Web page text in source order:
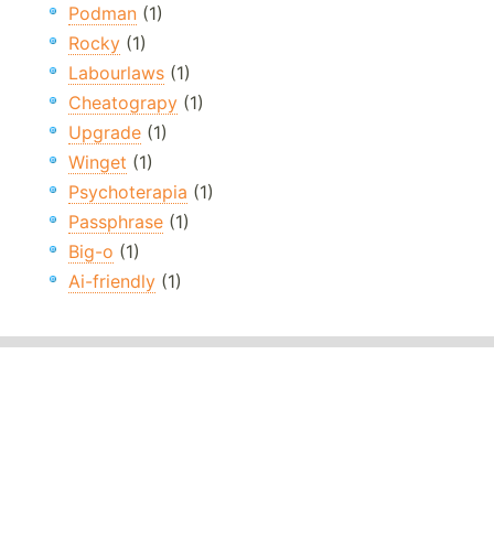
Podman (1)
Rocky (1)
Labourlaws (1)
Cheatograpy (1)
Upgrade (1)
Winget (1)
Psychoterapia (1)
Passphrase (1)
Big-o (1)
Ai-friendly (1)